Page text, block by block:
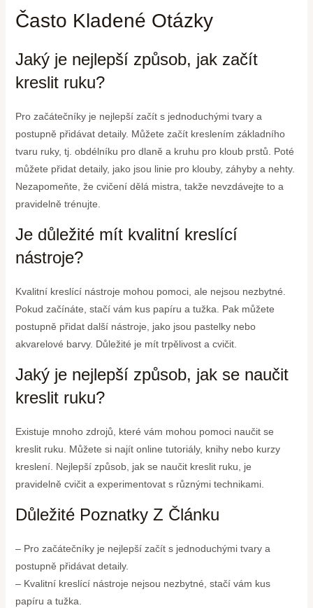
Často Kladené Otázky
Jaký je nejlepší způsob, jak začít
kreslit ruku?
Pro začátečníky je nejlepší začít s jednoduchými tvary a
postupně přidávat detaily. Můžete začít kreslením základního
tvaru ruky, tj. obdélníku pro dlaně a kruhu pro kloub prstů. Poté
můžete přidat detaily, jako jsou linie pro klouby, záhyby a nehty.
Nezapomeňte, že cvičení dělá mistra, takže nevzdávejte to a
pravidelně trénujte.
Je důležité mít kvalitní kreslící
nástroje?
Kvalitní kreslící nástroje mohou pomoci, ale nejsou nezbytné.
Pokud začínáte, stačí vám kus papíru a tužka. Pak můžete
postupně přidat další nástroje, jako jsou pastelky nebo
akvarelové barvy. Důležité je mít trpělivost a cvičit.
Jaký je nejlepší způsob, jak se naučit
kreslit ruku?
Existuje mnoho zdrojů, které vám mohou pomoci naučit se
kreslit ruku. Můžete si najít online tutoriály, knihy nebo kurzy
kreslení. Nejlepší způsob, jak se naučit kreslit ruku, je
pravidelně cvičit a experimentovat s různými technikami.
Důležité Poznatky Z Článku
– Pro začátečníky je nejlepší začít s jednoduchými tvary a
postupně přidávat detaily.
– Kvalitní kreslící nástroje nejsou nezbytné, stačí vám kus
papíru a tužka.